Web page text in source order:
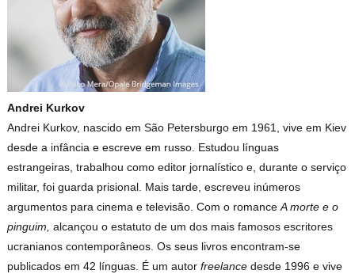
Andrei Kurkov
Andrei Kurkov, nascido em São Petersburgo em 1961, vive em Kiev
desde a infância e escreve em russo. Estudou línguas
estrangeiras, trabalhou como editor jornalístico e, durante o serviço
militar, foi guarda prisional. Mais tarde, escreveu inúmeros
argumentos para cinema e televisão. Com o romanceA morte e o
pinguim,alcançou o estatuto de um dos mais famosos escritores
ucranianos contemporâneos. Os seus livros encontram-se
publicados em 42 línguas. É um autorfreelancedesde 1996 e vive